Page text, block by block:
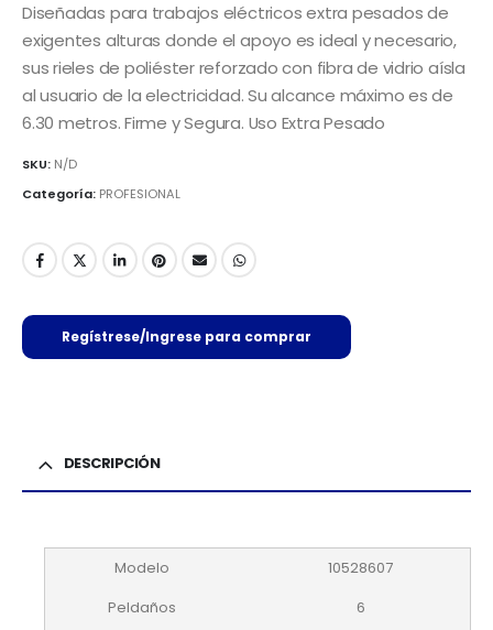
Diseñadas para trabajos eléctricos extra pesados de
exigentes alturas donde el apoyo es ideal y necesario,
sus rieles de poliéster reforzado con fibra de vidrio aísla
al usuario de la electricidad. Su alcance máximo es de
6.30 metros. Firme y Segura. Uso Extra Pesado
SKU: N/D
Categoría: PROFESIONAL
Regístrese/Ingrese para comprar
DESCRIPCIÓN
10528607
6